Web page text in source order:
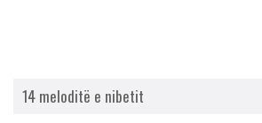
14 meloditë e nibetit